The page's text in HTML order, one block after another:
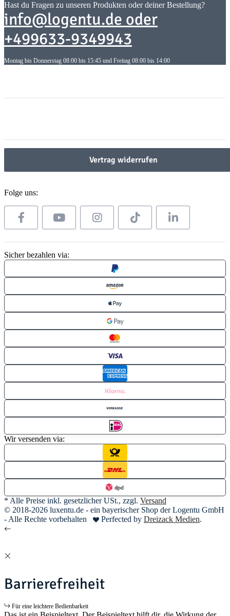
Hast du Fragen zu unseren Produkten oder deiner Bestellung?
info@logentu.de oder
+499633-9349943
Montag bis Donnerstag 08:00 bis 15:45 und Freitag 08:00 bis 14:00
Vertrag widerrufen
Folge uns:
Sicher bezahlen via:
Wir versenden via:
* Alle Preise inkl. gesetzlicher USt., zzgl. Versand
© 2018-2026 luxentu.de - ein bayerischer Shop der Logentu GmbH
- Alle Rechte vorbehalten
Perfected by Dreizack Medien.
Barrierefreiheit
Für eine leichtere Bedienbarkeit